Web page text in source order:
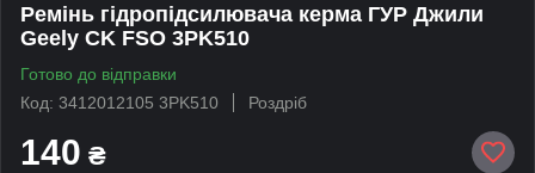
Ремінь гідропідсилювача керма ГУР Джили
Geely CK FSO 3PK510
Готово до відправки
Код: 3412012105 3PK510
Роздріб
140 ₴